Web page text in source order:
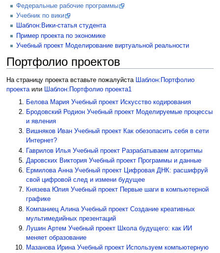
Федеральные рабочие программы
Учебник по вики
Шаблон:Вики-статья студента
Пример проекта по экономике
Учебный проект Моделирование виртуальной реальности
Портфолио проектов
На страницу проекта вставьте пожалуйста Шаблон:Портфолио
проектаили Шаблон:Портфолио проекта1
Белова Мария Учебный проект Искусство кодирования
Бродовский Родион Учебный проект Моделируемые процессы
и явления
Вишняков Иван Учебный проект Как обезопасить себя в сети
Интернет?
Гаврилов Илья Учебный проект Разрабатываем алгоритмы
Даровских Виктория Учебный проект Программы и данные
Ермилова Анна Учебный проект Цифровая ДНК: расшифруй
свой цифровой след и измени будущее
Князева Юлия Учебный проект Первые шаги в компьютерной
графике
Компаниец Алина Учебный проект Создание креативных
мультимедийных презентаций
Лушин Артем Учебный проект Школа будущего: как ИИ
меняет образование
Мазанова Ирина Учебный проект Используем компьютерную